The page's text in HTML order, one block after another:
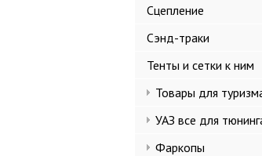
Сцепление
Сэнд-траки
Тенты и сетки к ним
Товары для
УАЗ все для
Фаркопы